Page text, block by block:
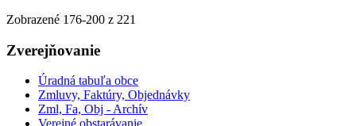
Zobrazené 176-200 z 221
Zverejňovanie
Úradná tabuľa obce
Zmluvy, Faktúry, Objednávky
Zml, Fa, Obj - Archív